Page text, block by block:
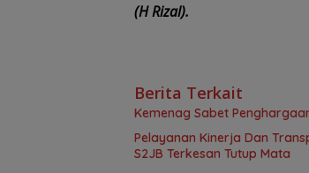
(H Rizal).
Berita Terkait
Kemenag Sabet
Pelayanan Kinerja Dan
S2JB Terkesan Tutup Mata